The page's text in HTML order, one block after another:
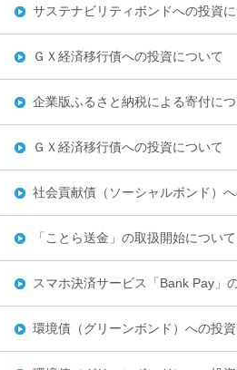
サステナビリティボンドへの投資
ＧＸ経済移行債への投資について
企業版ふるさと納税による寄付に
ＧＸ経済移行債への投資について
社会貢献債（ソーシャルボンド）
「ことら送金」の取扱開始について
スマホ決済サービス「Bank Pay」
環境債（グリーンボンド）への投